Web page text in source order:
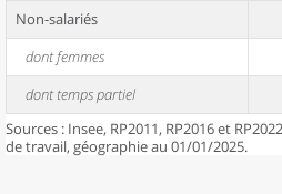
Non-salariés
dont femmes
dont temps partiel
Sources : Insee, RP2011, RP2016 et
de travail, géographie au 01/01/2025.